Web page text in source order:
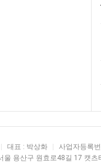
대표 : 박상화
사업자등록
울 용산구 원효로48길 17 캣